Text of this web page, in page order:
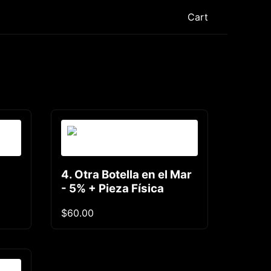
Cart
4. Otra Botella en el Mar
- 5% + Pieza Física
$60.00